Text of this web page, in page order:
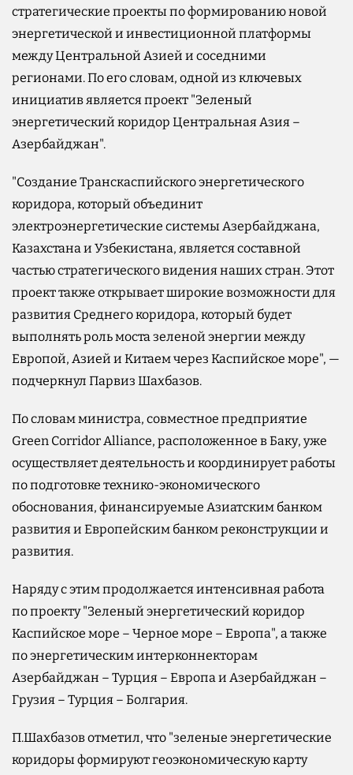
стратегические проекты по формированию новой
энергетической и инвестиционной платформы
между Центральной Азией и соседними
регионами. По его словам, одной из ключевых
инициатив является проект "Зеленый
энергетический коридор Центральная Азия –
Азербайджан".
"Создание Транскаспийского энергетического
коридора, который объединит
электроэнергетические системы Азербайджана,
Казахстана и Узбекистана, является составной
частью стратегического видения наших стран. Этот
проект также открывает широкие возможности для
развития Среднего коридора, который будет
выполнять роль моста зеленой энергии между
Европой, Азией и Китаем через Каспийское море", —
подчеркнул Парвиз Шахбазов.
По словам министра, совместное предприятие
Green Corridor Alliance, расположенное в Баку, уже
осуществляет деятельность и координирует работы
по подготовке технико-экономического
обоснования, финансируемые Азиатским банком
развития и Европейским банком реконструкции и
развития.
Наряду с этим продолжается интенсивная работа
по проекту "Зеленый энергетический коридор
Каспийское море – Черное море – Европа", а также
по энергетическим интерконнекторам
Азербайджан – Турция – Европа и Азербайджан –
Грузия – Турция – Болгария.
П.Шахбазов отметил, что "зеленые энергетические
коридоры формируют геоэкономическую карту